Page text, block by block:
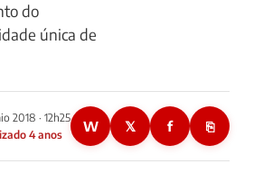
do
única de
2018 · 12h25
4 anos
W 𝕏 f ⎘